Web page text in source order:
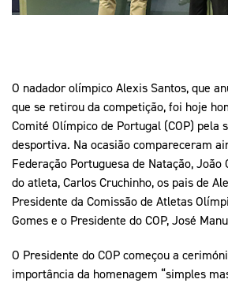
Equipa Portugal
O nadador olímpico Alexis Santos, que
que se retirou da competição, foi hoje
Comité Olímpico de Portugal (COP) pela
desportiva. Na ocasião compareceram
Federação Portuguesa de Natação, João
do atleta, Carlos Cruchinho, os pais de
Presidente da Comissão de Atletas
Gomes e o Presidente do COP, José
O Presidente do COP começou a
importância da homenagem “simples